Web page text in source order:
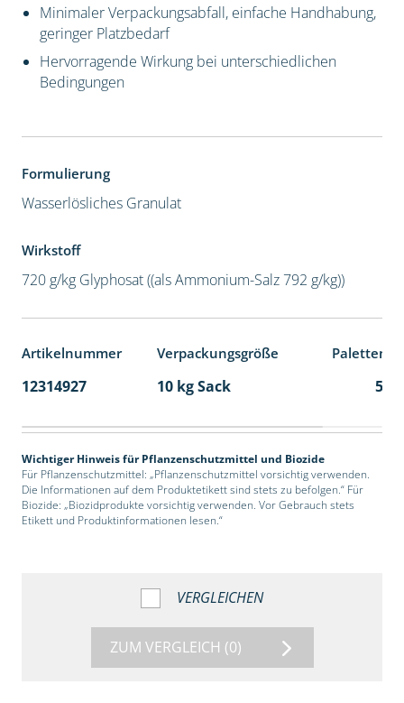
Minimaler Verpackungsabfall, einfache Handhabung,
geringer Platzbedarf
Hervorragende Wirkung bei unterschiedlichen
Bedingungen
Formulierung
Wasserlösliches Granulat
Wirkstoff
720 g/kg Glyphosat ((als Ammonium-Salz 792 g/kg))
Artikelnummer Verpackungsgröße
12314927 10 kg Sack 55
Wichtiger Hinweis für Pflanzenschutzmittel und Biozide
Für Pflanzenschutzmittel: „Pflanzenschutzmittel vorsichtig verwenden.
Die Informationen auf dem Produktetikett sind stets zu befolgen.“ Für
Biozide: „Biozidprodukte vorsichtig verwenden. Vor Gebrauch stets
Etikett und Produktinformationen lesen.“
VERGLEICHEN
ZUM VERGLEICH (0)